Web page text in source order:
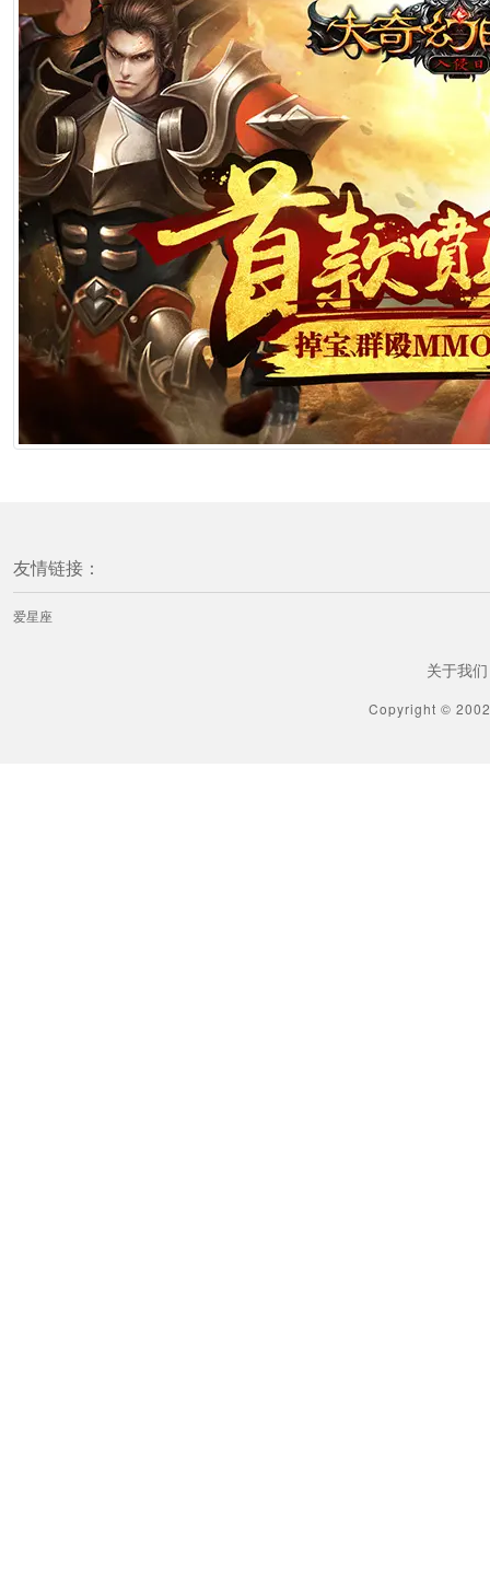
友情链接：
爱星座
关于我们
Copyright ©